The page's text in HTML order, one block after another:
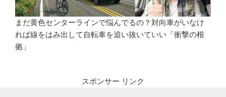
まだ黄色センターラインで悩んでるの？対向車がいなけ
れば線をはみ出して自転車を追い抜いていい「衝撃の根
拠」
スポンサー リンク